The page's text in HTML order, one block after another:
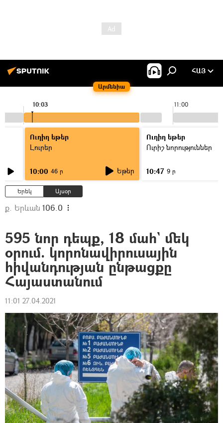
Արմենիա
ՀԱՅ
11:00
10:03
Ուղիղ եթեր
Լուրեր
10:00 46 ր Եթեր
Ուղիղ եթեր
Ուրիշ նորություններ
10:47 9 ր
Երեկ Այսօր
ք. Երևան 106.0
595 նոր դեպք, 18 մահ` մեկ
օրում. կորոնավիրուսային
հիվանդության ընթացքը
Հայաստանում
11:01 27.04.2021